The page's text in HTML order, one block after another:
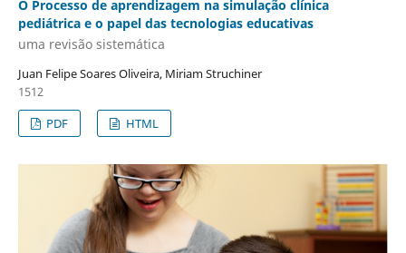
O Processo de aprendizagem na simulação clínica
pediátrica e o papel das tecnologias educativas
uma revisão sistemática
Juan Felipe Soares Oliveira, Miriam Struchiner
1512
PDF
HTML